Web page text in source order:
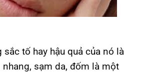
sắc tố hay hậu quả của nó là
nhang, sạm da, đốm là một